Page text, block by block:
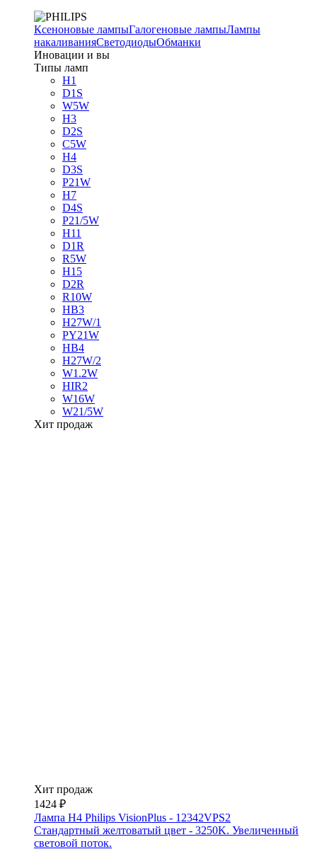
Ксеноновые лампыГалогеновые лампыЛампы
накаливанияСветодиодыОбманки
Иновации и вы
Типы ламп
H1
D1S
W5W
H3
D2S
C5W
H4
D3S
P21W
H7
D4S
P21/5W
H11
D1R
R5W
H15
D2R
R10W
HB3
H27W/1
PY21W
HB4
H27W/2
W1.2W
HIR2
W16W
W21/5W
Хит продаж
Хит продаж
1424 ₽
Лампа H4 Philips VisionPlus - 12342VPS2
Стандартный желтоватый цвет - 3250K. Увеличенный
световой поток.